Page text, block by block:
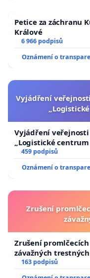
Petice za záchranu
Králové
6 966 podpisů
Oznámení o
Vyjádření
Vyjádření veřejnosti
„Logistické centrum
459 podpisů
Oznámení o
Zrušení
Zrušení
závažných
163 podpisů